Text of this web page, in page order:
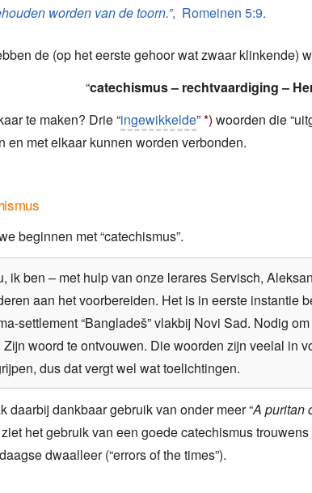
worden van de toorn.”, Romeinen 5:9.
de (op het eerste gehoor wat zwaar klinkende)
“catechismus – rechtvaardiging –
te maken? Drie “ingewikkelde”*) woorden die
en met elkaar kunnen worden verbonden.
beginnen met “catechismus”.
ik ben – met hulp van onze lerares Servisch,
aan het voorbereiden. Het is in eerste instantie
settlement “Bangladeš” vlakbij Novi Sad. Nodig
Zijn woord te ontvouwen. Die woorden zijn veelal in
dus dat vergt wel wat toelichtingen.
daarbij dankbaar gebruik van onder meer “A puritan
het gebruik van een goede catechismus
dwaalleer (“errors of the times”).